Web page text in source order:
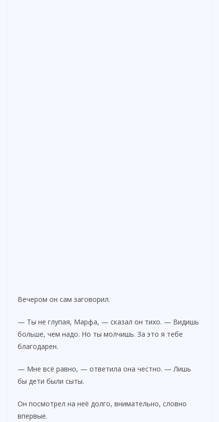
Вечером он сам заговорил.
— Ты не глупая, Марфа, — сказал он тихо. — Видишь
больше, чем надо. Но ты молчишь. За это я тебе
благодарен.
— Мне всё равно, — ответила она честно. — Лишь
бы дети были сыты.
Он посмотрел на неё долго, внимательно, словно
впервые.